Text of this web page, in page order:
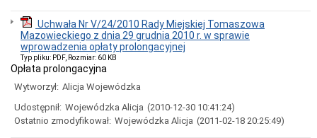
2025
Hrabski
Ogród
(rewitalizacja
parku
przy
Ostrowskich)
Uchwała Nr V/24/2010 Rady Miejskiej Tomaszowa
Mazowieckiego z dnia 29 grudnia 2010 r. w sprawie
wprowadzenia opłaty prolongacyjnej
Typ pliku: PDF, Rozmiar: 60 KB
Opłata prolongacyjna
Wytworzył: Alicja Wojewódzka
Udostępnił: Wojewódzka Alicja (2010-12-30 10:41:24)
Ostatnio zmodyfikował: Wojewódzka Alicja (2011-02-18 20:25:49)